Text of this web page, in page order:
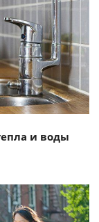
и воды